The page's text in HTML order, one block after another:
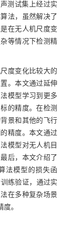
测试集上经过实
法，虽然解决了
在无人机尺度变
等情况下检测精
度变化比较大的
。本文通过延伸
模型学习到更多
的精度。在检测
景和其他的飞行
精度。本文通过
模型对无人机目
后，本文介绍了
法模型的损失函
练验证，通过实
在多种复杂场景
。